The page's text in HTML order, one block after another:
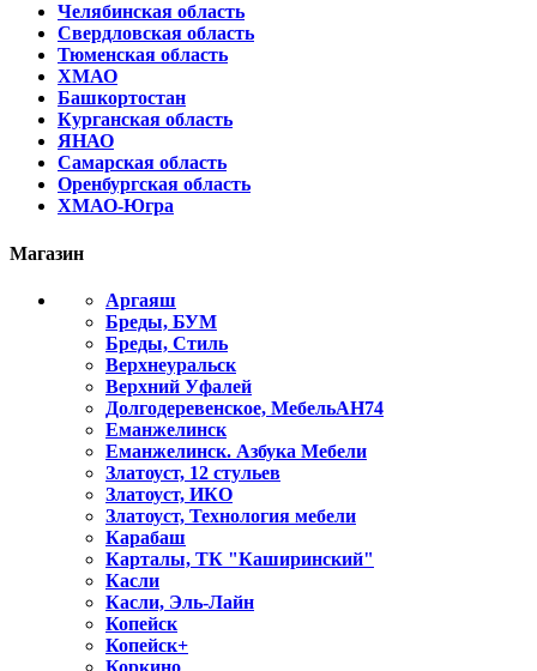
Челябинская область
Свердловская область
Тюменская область
ХМАО
Башкортостан
Курганская область
ЯНАО
Самарская область
Оренбургская область
ХМАО-Югра
Магазин
Аргаяш
Бреды, БУМ
Бреды, Стиль
Верхнеуральск
Верхний Уфалей
Долгодеревенское, МебельАН74
Еманжелинск
Еманжелинск. Азбука Мебели
Златоуст, 12 стульев
Златоуст, ИКО
Златоуст, Технология мебели
Карабаш
Карталы, ТК "Каширинский"
Касли
Касли, Эль-Лайн
Копейск
Копейск+
Коркино